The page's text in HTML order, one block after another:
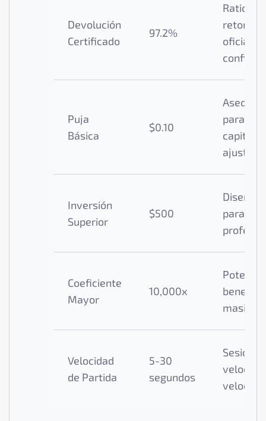
Devolución
Certificado
97.2%
Ratio de
retorno
oficial
Puja
Básica
$0.10
para
capitales
Inversión
Superior
$500
para
Coeficiente
Mayor
10,000x
masivas
Velocidad
de Partida
5-30
segundos
Sesiones
veloces
veloces